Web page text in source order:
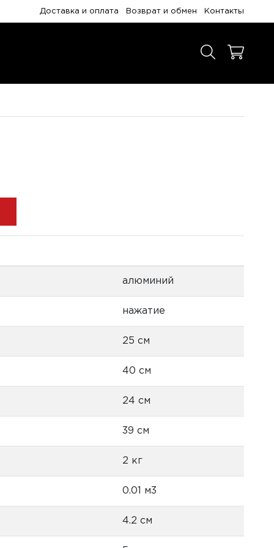
Доставка и оплата Возврат и обмен Контакты
алюминий
нажатие
25 см
40 см
24 см
39 см
2 кг
0.01 м3
4.2 см